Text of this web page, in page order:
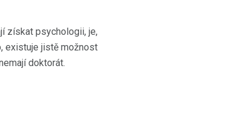
získat psychologii, je,
existuje jistě možnost
doktorát.